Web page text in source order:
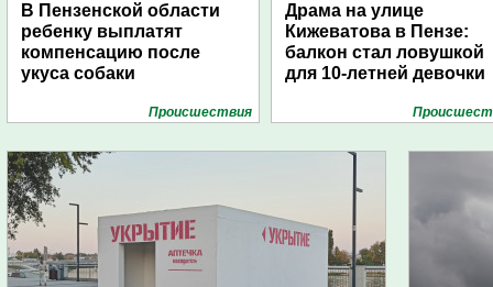
В Пензенской области
ребенку выплатят
компенсацию после
укуса собаки
Проиcшествия
Драма на улице
Кижеватова в Пензе:
балкон стал ловушкой
для 10-летней девочки